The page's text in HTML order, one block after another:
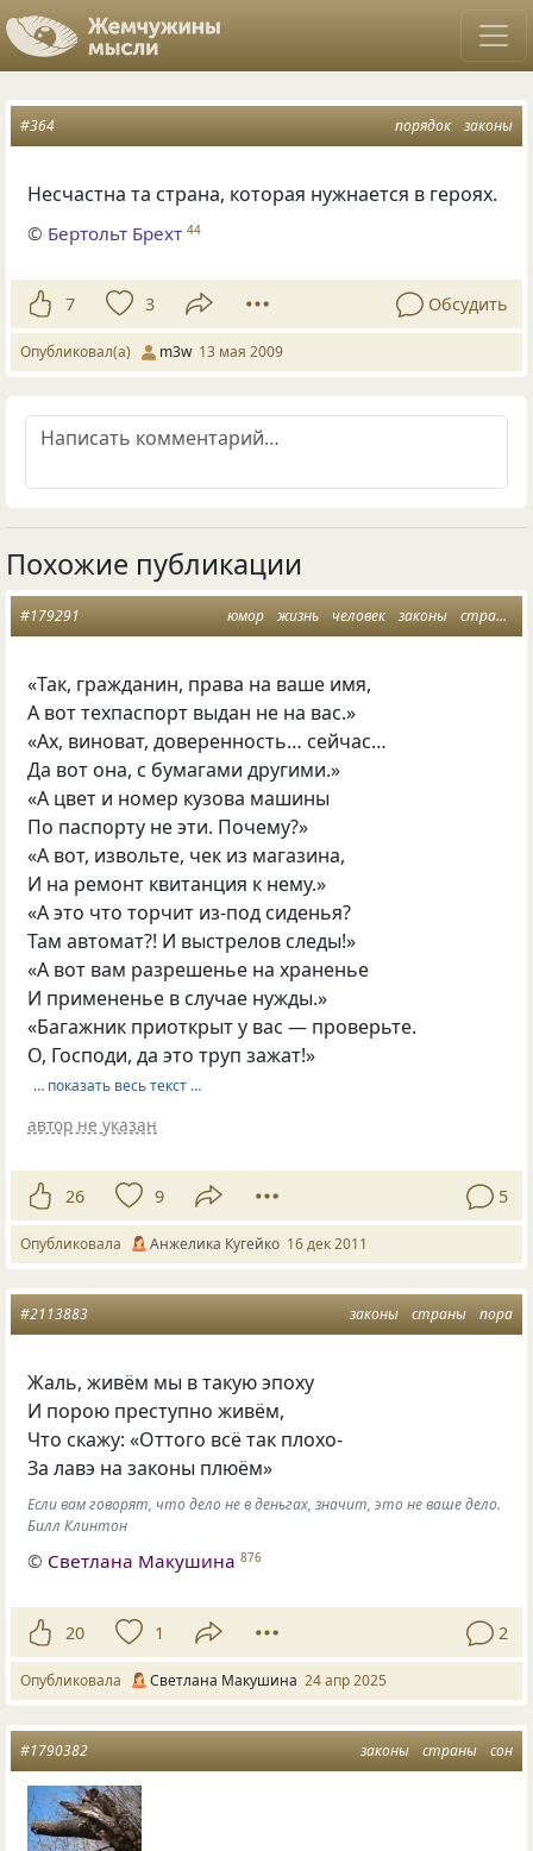
порядок законы
#364
Несчастна та страна, которая нужнается в героях.
© Бертольт Брехт 44
7 3 Обсудить
Опубликовал(а) m3w 13 мая 2009
Похожие публикации
юмор жизнь человек законы страны
#179291
«Так, гражданин, права на ваше имя,
А вот техпаспорт выдан не на вас.»
«Ах, виноват, доверенность… сейчас…
Да вот она, с бумагами другими.»
«А цвет и номер кузова машины
По паспорту не эти. Почему?»
«А вот, извольте, чек из магазина,
И на ремонт квитанция к нему.»
«А это что торчит из-под сиденья?
Там автомат?! И выстрелов следы!»
«А вот вам разрешенье на храненье
И примененье в случае нужды.»
«Багажник приоткрыт у вас — проверьте.
О, Господи, да это труп зажат!»
… показать весь текст …
автор не указан
26 9 5
Опубликовала Анжелика Кугейко 16 дек 2011
законы страны пора
#2113883
Жаль, живём мы в такую эпоху
И порою преступно живём,
Что скажу: «Оттого всё так плохо-
За лавэ на законы плюём»
Если вам говорят, что дело не в деньгах, значит, это не ваше дело.
Билл Клинтон
© Светлана Макушина 876
20 1 2
Опубликовала Светлана Макушина 24 апр 2025
законы страны сон
#1790382